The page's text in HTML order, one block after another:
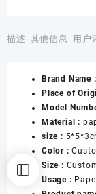
Elastic
Bracelet
Necklace
Storage
Hair
Clip
Dust
Proof
Jewelry
描述 其他信息 用户
Brand Name :
Place of
Model
Material :
size :
Color :
Size :
Usage :